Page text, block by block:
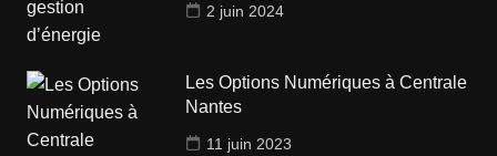
2 juin 2024
Les Options Numériques à Centrale
Nantes
11 juin 2023